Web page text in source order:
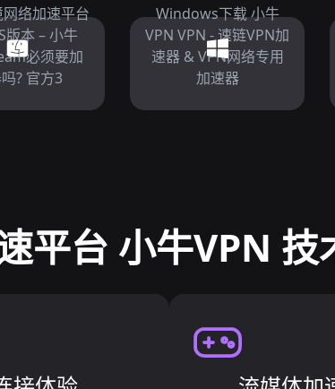
络加速平台
版本 – 小牛
必须要加
? 官方3
Windows下载 小牛
VPN VPN - 速链VPN加
速器 & VPN网络专用
加速器
平台 小牛VPN 技